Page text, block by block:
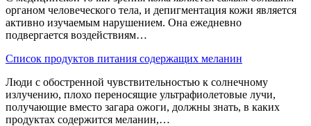
органом человеческого тела, и депигментация кожи является
активно изучаемым нарушением. Она ежедневно
подвергается воздействиям…
Список продуктов питания содержащих меланин
Люди с обостренной чувствительностью к солнечному
излучению, плохо переносящие ультрафиолетовые лучи,
получающие вместо загара ожоги, должны знать, в каких
продуктах содержится меланин,…